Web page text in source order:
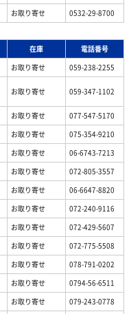
お取り寄せ 0532-29-8700
在庫
電話番号
お取り寄せ 059-238-2255
お取り寄せ 059-347-1102
お取り寄せ
077-547-5170
お取り寄せ
075-354-9210
お取り寄せ
06-6743-7213
お取り寄せ
072-805-3557
お取り寄せ
06-6647-8820
お取り寄せ
072-240-9116
お取り寄せ
072-429-5607
お取り寄せ
072-775-5508
お取り寄せ
078-791-0202
お取り寄せ
0794-56-6511
お取り寄せ
079-243-0778